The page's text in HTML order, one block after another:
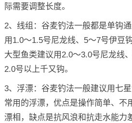
际需要调整长度。
2、线组：谷麦钓法一般都是单钩
用1.0～1.5号尼龙线、5～7号伊豆
大型鱼类建议用2.0～3.0号尼龙线
2.0号以上千又钩。
3、浮漂：谷麦钓法一般建议用七
常用的浮漂，优点是操作简单、不
漂相，缺点是抗风浪和抗走水能力